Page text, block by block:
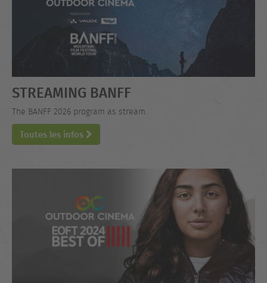
STREAMING BANFF
The BANFF 2026 program as stream.
Toutes les infos